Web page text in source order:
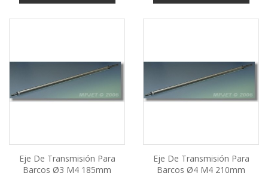
Eje De Transmisión Para
Barcos Ø3 M4 185mm
Eje De Transmisión Para
Barcos Ø4 M4 210mm